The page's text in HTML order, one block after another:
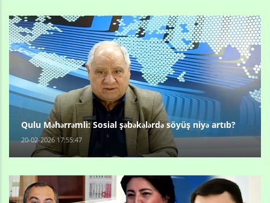
Qulu Məhərrəmli: Sosial şəbəkələrdə söyüş niyə artıb?
20-02-2026 17:55:47